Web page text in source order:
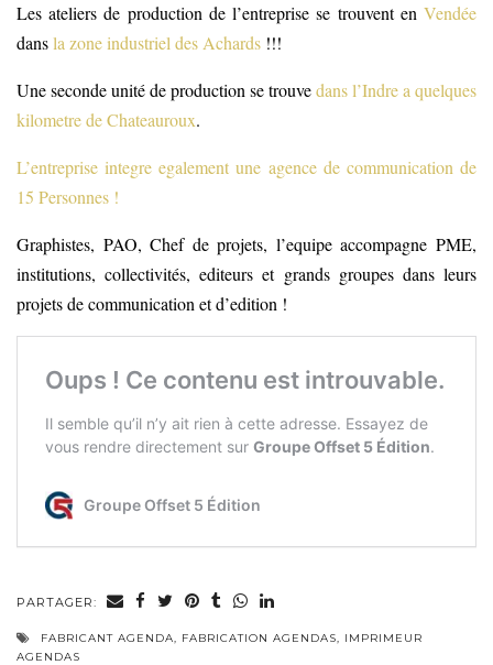
Les ateliers de production de l’entreprise se trouvent en Vendée
dansla zone industriel des Achards !!!
Une seconde unité de production se trouvedans l’Indre a quelques
kilometre de Chateauroux.
L’entreprise integre egalement une agence de communication de
15 Personnes !
Graphistes, PAO, Chef de projets, l’equipe accompagne PME,
institutions, collectivités, editeurs et grands groupes dans leurs
projets de communication et d’edition !
PARTAGER:
FABRICANT AGENDA, FABRICATION AGENDAS, IMPRIMEUR
AGENDAS